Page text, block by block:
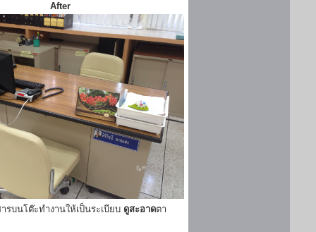
After
ารบนโต๊ะทำงานให้เป็นระเบียบ ดูสะอาดตา